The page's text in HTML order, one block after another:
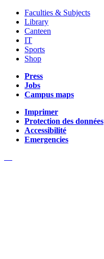
Faculties & Subjects
Library
Canteen
IT
Sports
Shop
Press
Jobs
Campus maps
Imprimer
Protection des données
Accessibilité
Emergencies